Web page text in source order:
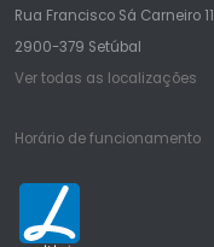
Rua Francisco Sá Carneiro 11
2900-379 Setúbal
Ver todas as localizações
Horário de funcionamento